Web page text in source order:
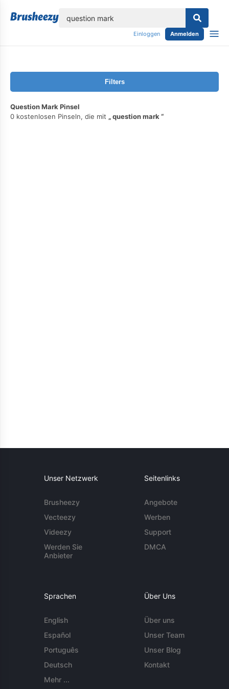
Einloggen Anmelden
Filters
Question Mark Pinsel
0 kostenlosen Pinseln, die mit
question mark
Unser Netzwerk
Brusheezy
Vecteezy
Videezy
Werden Sie
Anbieter
Seitenlinks
Angebote
Werben
Support
DMCA
Sprachen
English
Español
Português
Deutsch
Mehr ...
Über Uns
Über uns
Unser Team
Unser Blog
Kontakt